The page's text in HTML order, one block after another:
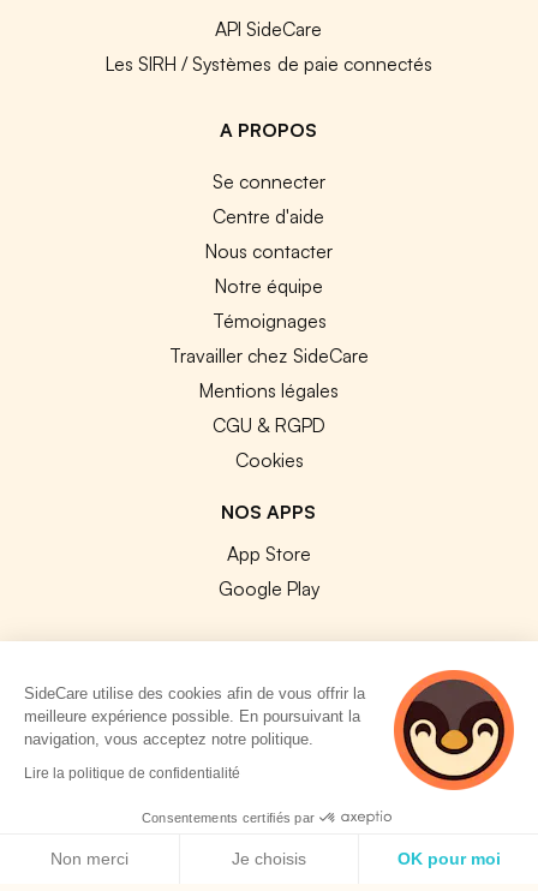
API SideCare
Les SIRH / Systèmes de paie connectés
A PROPOS
Se connecter
Centre d'aide
Nous contacter
Notre équipe
Témoignages
Travailler chez SideCare
Mentions légales
CGU & RGPD
Cookies
NOS APPS
App Store
Google Play
© 2026 SideCare. Tous droits réservés.
SideCare utilise des cookies afin de vous offrir la
meilleure expérience possible. En poursuivant la
navigation, vous acceptez notre politique.
Lire la politique de confidentialité
Consentements certifiés par
Non merci Je choisis OK pour moi
5 personnes
consultent
actuellement cette